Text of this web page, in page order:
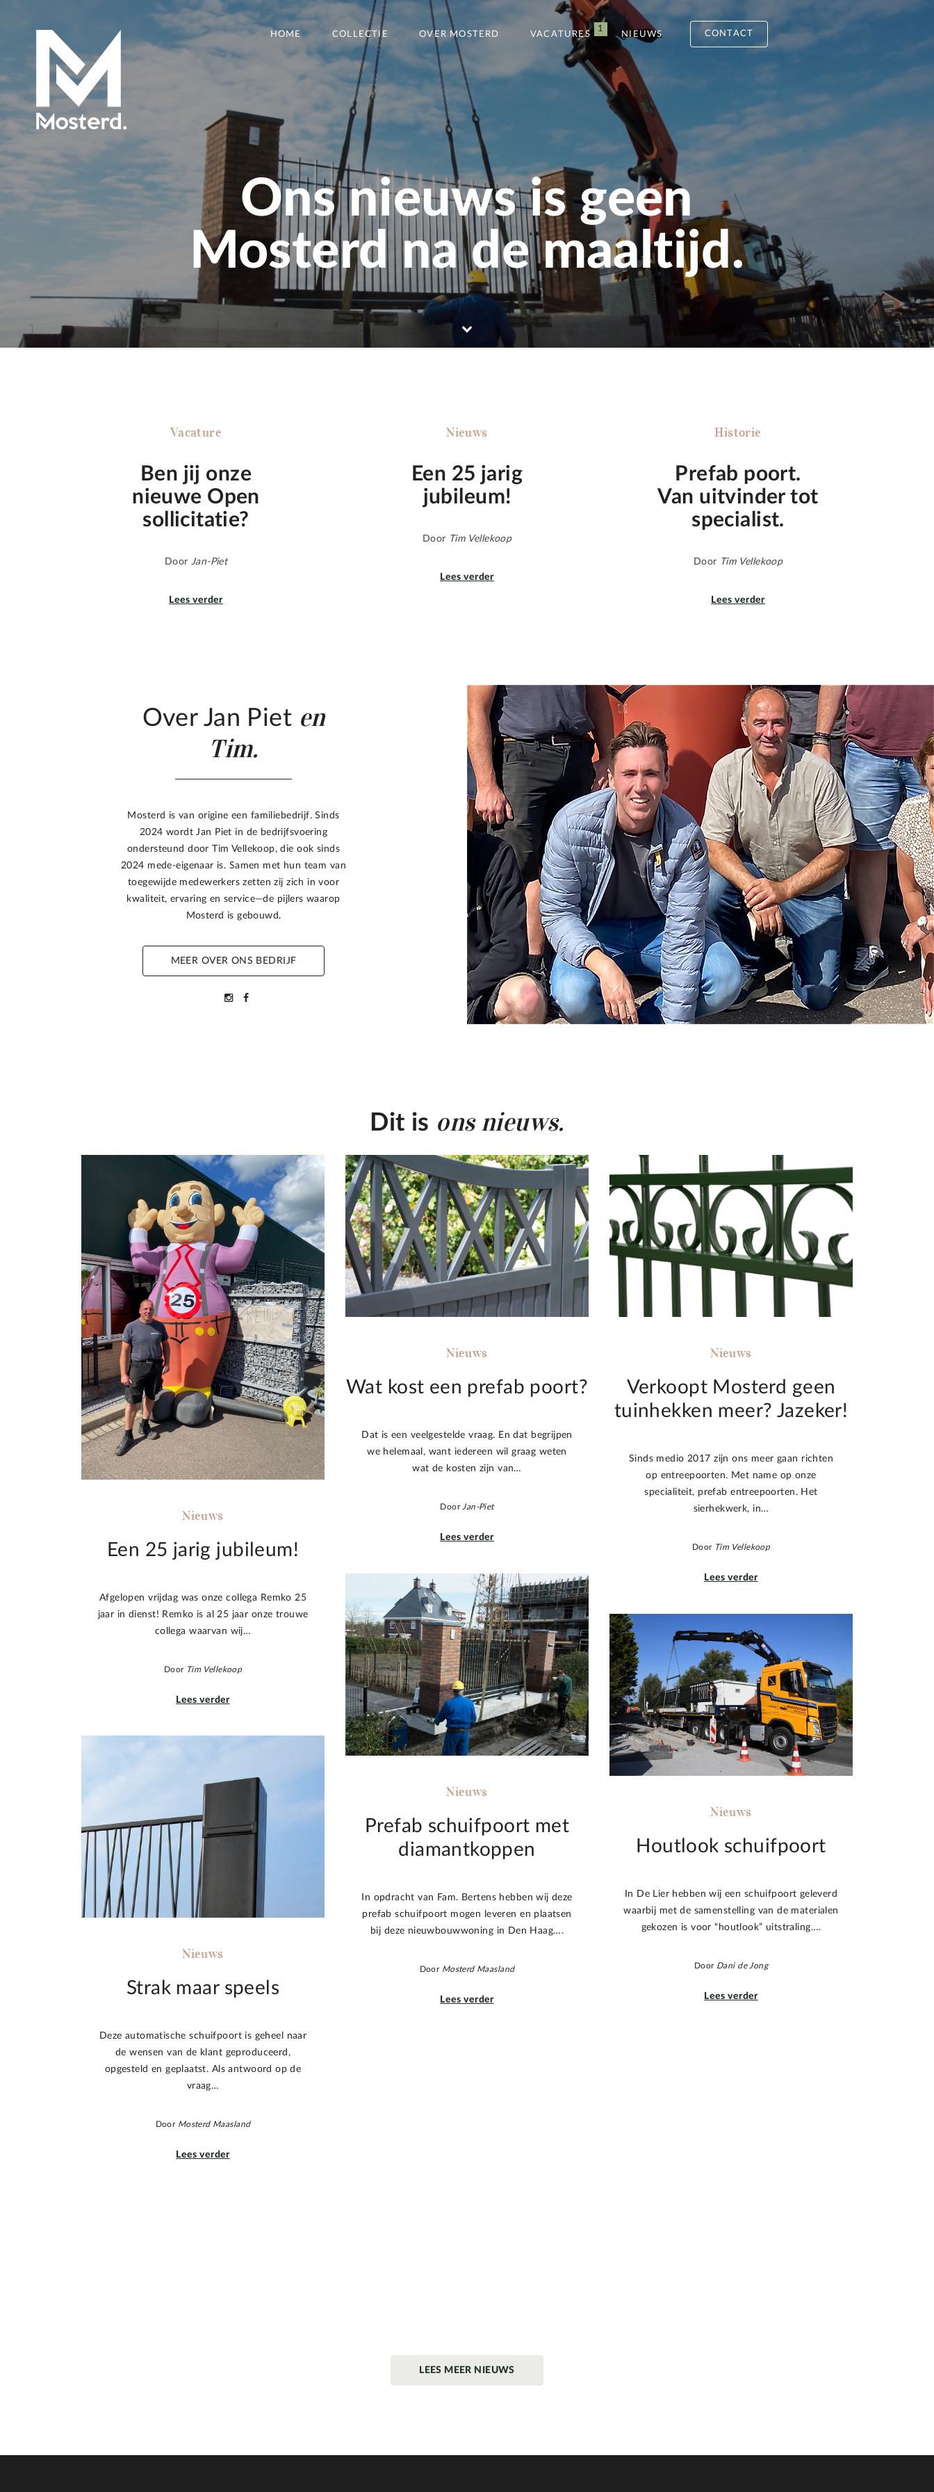
HOME COLLECTIE OVER MOSTERD VACATURES
1
NIEUWS CONTACT
Ons nieuws is geen
Mosterd na de maaltijd.
Vacature
Ben jij onze
nieuwe Open
sollicitatie?
Door Jan-Piet
Lees verder
Nieuws
Een 25 jarig
jubileum!
Door Tim Vellekoop
Lees verder
Historie
Prefab poort.
Van uitvinder tot
specialist.
Door Tim Vellekoop
Lees verder
Over Jan Piet en
Tim.
Mosterd is van origine een familiebedrijf. Sinds
2024 wordt Jan Piet in de bedrijfsvoering
ondersteund door Tim Vellekoop, die ook sinds
2024 mede-eigenaar is. Samen met hun team van
toegewijde medewerkers zetten zij zich in voor
kwaliteit, ervaring en service—de pijlers waarop
Mosterd is gebouwd.
MEER OVER ONS BEDRIJF
Dit is ons nieuws.
Nieuws
Een 25 jarig jubileum!
Afgelopen vrijdag was onze collega Remko 25
jaar in dienst! Remko is al 25 jaar onze trouwe
collega waarvan wij…
Door Tim Vellekoop
Lees verder
Nieuws
Wat kost een prefab poort?
Dat is een veelgestelde vraag. En dat begrijpen
we helemaal, want iedereen wil graag weten
wat de kosten zijn van…
Door Jan-Piet
Lees verder
Nieuws
Verkoopt Mosterd geen
tuinhekken meer? Jazeker!
Sinds medio 2017 zijn ons meer gaan richten
op entreepoorten. Met name op onze
specialiteit, prefab entreepoorten. Het
sierhekwerk, in…
Door Tim Vellekoop
Lees verder
Nieuws
Prefab schuifpoort met
diamantkoppen
In opdracht van Fam. Bertens hebben wij deze
prefab schuifpoort mogen leveren en plaatsen
bij deze nieuwbouwwoning in Den Haag….
Door Mosterd Maasland
Lees verder
Nieuws
Houtlook schuifpoort
In De Lier hebben wij een schuifpoort geleverd
waarbij met de samenstelling van de materialen
gekozen is voor “houtlook” uitstraling….
Door Dani de Jong
Lees verder
Nieuws
Strak maar speels
Deze automatische schuifpoort is geheel naar
de wensen van de klant geproduceerd,
opgesteld en geplaatst. Als antwoord op de
vraag…
Door Mosterd Maasland
Lees verder
LEES MEER NIEUWS